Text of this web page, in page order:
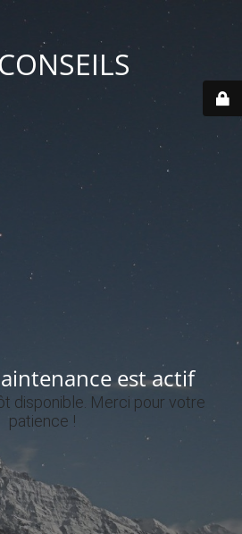
est actif
disponible. Merci pour votre
patience !